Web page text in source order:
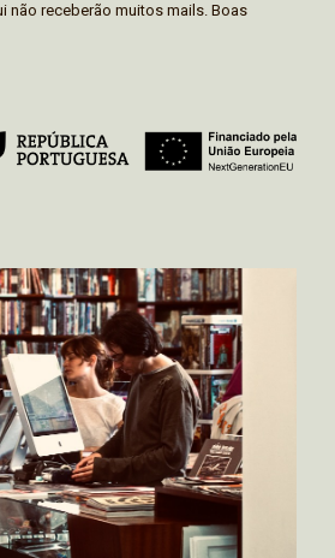
não receberão muitos mails. Boas